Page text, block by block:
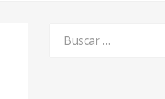
Buscar